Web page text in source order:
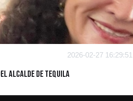
2026-02-27 16:29:51
alcalde de Tequila